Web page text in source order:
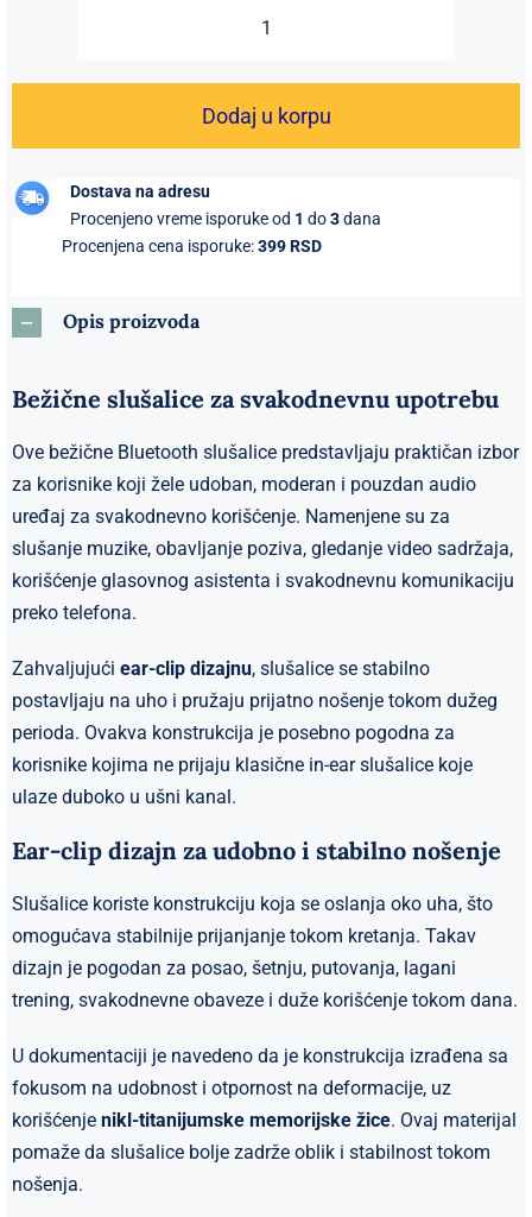
3899 RSD.
Bežične
slušalice
uho
5.4,
količina
Dodaj u korpu
Dostava na adresu
Procenjeno vreme isporuke od 1 do3dana
Procenjena cena isporuke:399 RSD
Opis proizvoda
Bežične slušalice za svakodnevnu upotrebu
Ove bežične Bluetooth slušalice predstavljaju praktičan izbor
za korisnike koji žele udoban, moderan i pouzdan audio
uređaj za svakodnevno korišćenje. Namenjene su za
slušanje muzike, obavljanje poziva, gledanje video sadržaja,
korišćenje glasovnog asistenta i svakodnevnu komunikaciju
preko telefona.
Zahvaljujući ear-clip dizajnu, slušalice se stabilno
postavljaju na uho i pružaju prijatno nošenje tokom dužeg
perioda. Ovakva konstrukcija je posebno pogodna za
korisnike kojima ne prijaju klasične in-ear slušalice koje
ulaze duboko u ušni kanal.
Ear-clip dizajn za udobno i stabilno nošenje
Slušalice koriste konstrukciju koja se oslanja oko uha, što
omogućava stabilnije prijanjanje tokom kretanja. Takav
dizajn je pogodan za posao, šetnju, putovanja, lagani
trening, svakodnevne obaveze i duže korišćenje tokom dana.
U dokumentaciji je navedeno da je konstrukcija izrađena sa
fokusom na udobnost i otpornost na deformacije, uz
korišćenje nikl-titanijumske memorijske žice. Ovaj materijal
pomaže da slušalice bolje zadrže oblik i stabilnost tokom
nošenja.